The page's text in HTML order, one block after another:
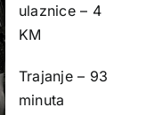
ulaznice – 4
KM
Trajanje – 93
minuta